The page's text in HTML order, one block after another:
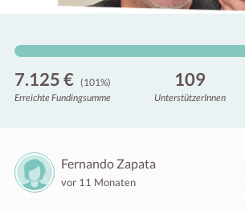
7.125 € (101%)
Erreichte Fundingsumme
109
UnterstützerInnen
Fernando Zapata
vor 11 Monaten